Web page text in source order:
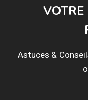
Astuces &